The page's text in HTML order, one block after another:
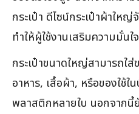
กระเป๋า ดีไซน์กระเป๋าผ้าให
ทำให้ผู้ใช้งานเสริมความมั่น
กระเป๋าขนาดใหญ่สามารถใ
อาหาร, เสื้อผ้า, หรือของใช้ใ
พลาสติกหลายใบ นอกจากนี้